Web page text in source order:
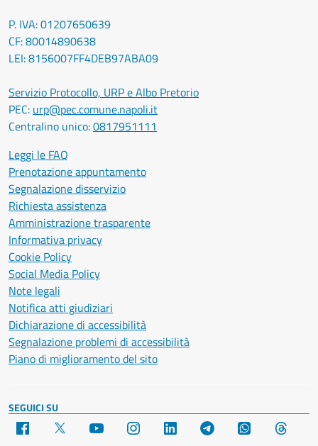
P. IVA: 01207650639
CF: 80014890638
LEI: 8156007FF4DEB97ABA09
Servizio Protocollo, URP e Albo Pretorio
PEC: urp@pec.comune.napoli.it
Centralino unico:0817951111
Leggi le FAQ
Prenotazione appuntamento
Segnalazione disservizio
Richiesta assistenza
Amministrazione trasparente
Informativa privacy
Cookie Policy
Social Media Policy
Note legali
Notifica atti giudiziari
Dichiarazione di accessibilità
Segnalazione problemi di accessibilità
Piano di miglioramento del sito
SEGUICI SU
Facebook YouTube Instagram LinkedIn Telegram WhatsApp